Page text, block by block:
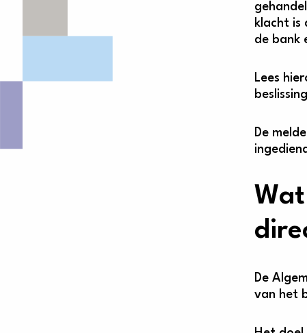
klacht is
de bank
Lees
De
De
van het